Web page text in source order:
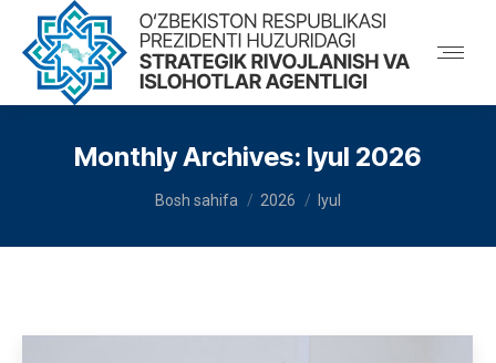
Monthly Archives: Iyul 2026
You are here:
Bosh sahifa 2026 Iyul